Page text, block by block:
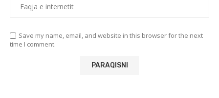
Save my name, email, and website in this browser for the next
time I comment.